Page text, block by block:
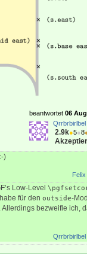
beantwortet 06
Qrrbrbirlbel
2.9k●5●8
)
Felix
Low-Level
für den outside-
bezweifle ich,
Qrrbrbirlbel